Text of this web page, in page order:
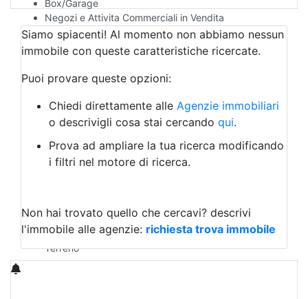
Box/Garage
Negozi e Attivita Commerciali in Vendita
Qualsiasi
Attività/Licenza Commerciale
Azienda Agricola
Bar/Ristorante
Albergo
Laboratorio Artigianale
Negozio/locale commerciale
Agriturismo
Magazzini
Qualsiasi
Terreno edificabile
Terreno
Siamo spiacenti! Al momento non abbiamo nessun
immobile con queste caratteristiche ricercate.
Puoi provare queste opzioni:
Chiedi direttamente alle Agenzie immobiliari
o descrivigli cosa stai cercando qui.
Prova ad ampliare la tua ricerca modificando
i filtri nel motore di ricerca.
Non hai trovato quello che cercavi? descrivi
l'immobile alle agenzie: richiesta trova immobile